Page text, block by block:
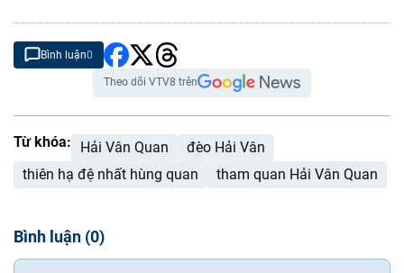
Bình luận0
Theo dõi VTV8 trên
Từ khóa: Hải Vân Quan
đèo Hải Vân
thiên hạ đệ nhất hùng quan
tham quan Hải Vân Quan
Bình luận (0)